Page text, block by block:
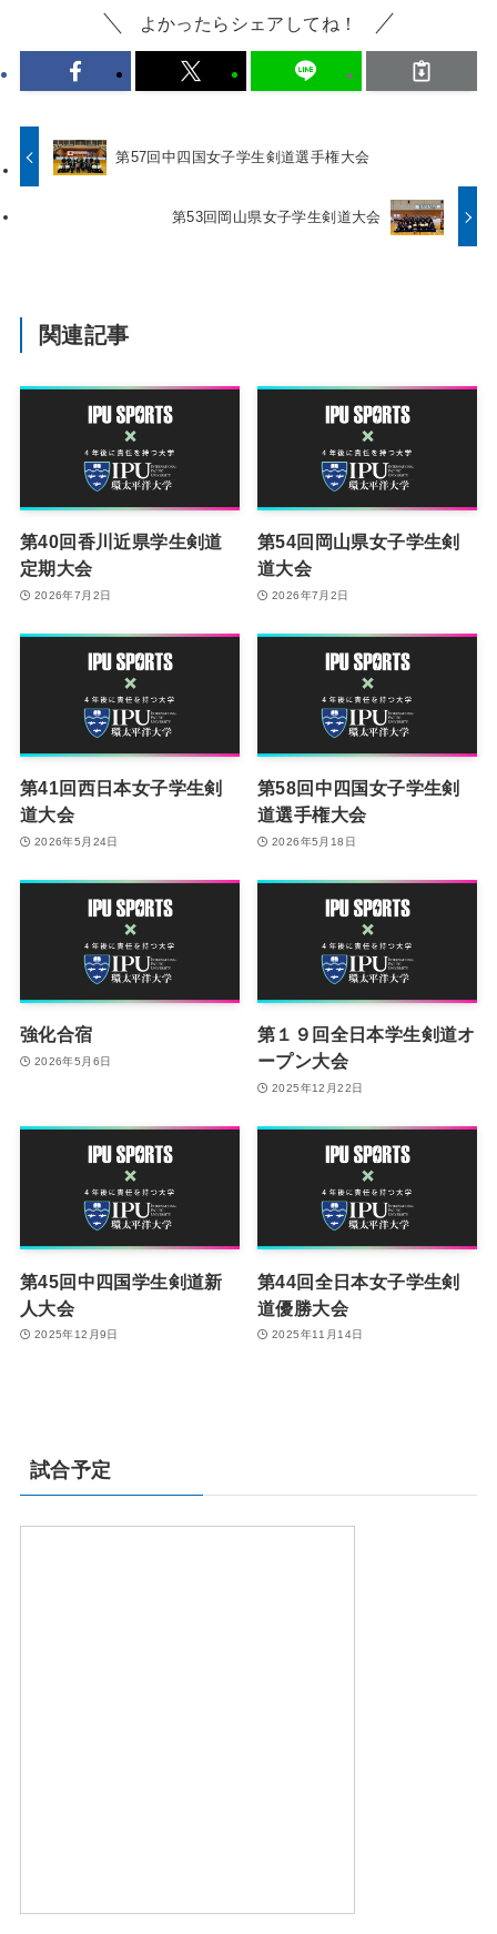
よかったらシェアしてね！
第57回中四国女子学生剣道選手権大会
第53回岡山県女子学生剣道大会
関連記事
第40回香川近県学生剣道
定期大会
2026年7月2日
第54回岡山県女子学生剣
道大会
2026年7月2日
第41回西日本女子学生剣
道大会
2026年5月24日
第58回中四国女子学生剣
道選手権大会
2026年5月18日
強化合宿
2026年5月6日
第１９回全日本学生剣道オ
ープン大会
2025年12月22日
第45回中四国学生剣道新
人大会
2025年12月9日
第44回全日本女子学生剣
道優勝大会
2025年11月14日
試合予定